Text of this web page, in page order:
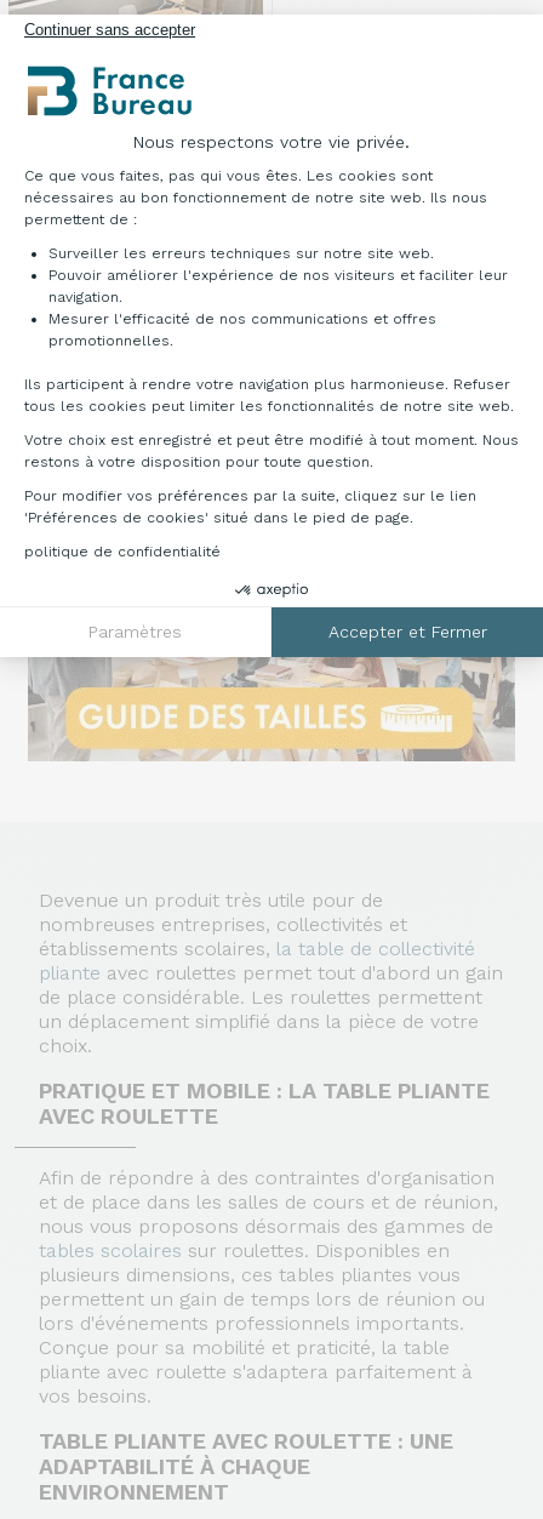
Continuer sans accepter
Nous respectons votre vie privée.
Plateforme de Gestion du Consentement :
Ce que vous faites, pas qui vous êtes. Les cookies sont
nécessaires au bon fonctionnement de notre site web. Ils nous
permettent de :
Surveiller les erreurs techniques sur notre site web.
Pouvoir améliorer l'expérience de nos visiteurs et faciliter leur
navigation.
Mesurer l'efficacité de nos communications et offres
promotionnelles.
Ils participent à rendre votre navigation plus harmonieuse. Refuser
tous les cookies peut limiter les fonctionnalités de notre site web.
Votre choix est enregistré et peut être modifié à tout moment. Nous
restons à votre disposition pour toute question.
Pour modifier vos préférences par la suite, cliquez sur le lien
'Préférences de cookies' situé dans le pied de page.
politique de confidentialité
Paramètres Accepter et Fermer
Axeptio consent
Devenue un produit très utile pour de
nombreuses entreprises, collectivités et
établissements scolaires, la table de collectivité
pliante avec roulettes permet tout d'abord un gain
de place considérable. Les roulettes permettent
un déplacement simplifié dans la pièce de votre
choix.
PRATIQUE ET MOBILE : LA TABLE PLIANTE
AVEC ROULETTE
Afin de répondre à des contraintes d'organisation
et de place dans les salles de cours et de réunion,
nous vous proposons désormais des gammes de
tables scolaires sur roulettes. Disponibles en
plusieurs dimensions, ces tables pliantes vous
permettent un gain de temps lors de réunion ou
lors d'événements professionnels importants.
Conçue pour sa mobilité et praticité, la table
pliante avec roulette s'adaptera parfaitement à
vos besoins.
TABLE PLIANTE AVEC ROULETTE : UNE
ADAPTABILITÉ À CHAQUE
ENVIRONNEMENT
PROMO
Table pliante avec
roulettesAmaro
À partir de 592,00 €
-15% 503,20 €HT